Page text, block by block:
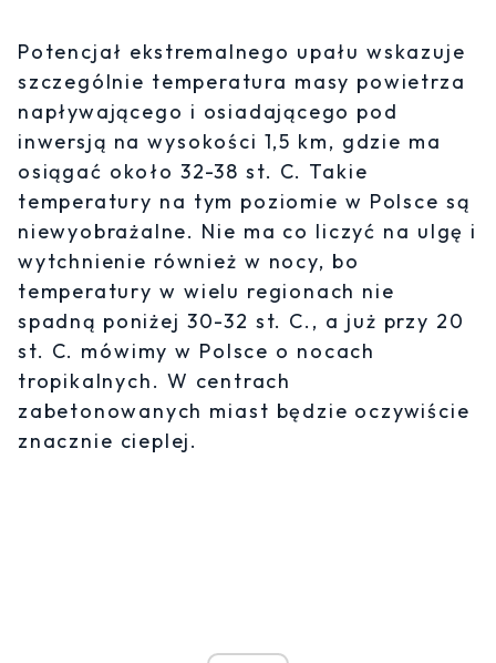
Potencjał ekstremalnego upału wskazuje
szczególnie temperatura masy powietrza
napływającego i osiadającego pod
inwersją na wysokości 1,5 km, gdzie ma
osiągać około 32-38 st. C. Takie
temperatury na tym poziomie w Polsce są
niewyobrażalne. Nie ma co liczyć na ulgę i
wytchnienie również w nocy, bo
temperatury w wielu regionach nie
spadną poniżej 30-32 st. C., a już przy 20
st. C. mówimy w Polsce o nocach
tropikalnych. W centrach
zabetonowanych miast będzie oczywiście
znacznie cieplej.